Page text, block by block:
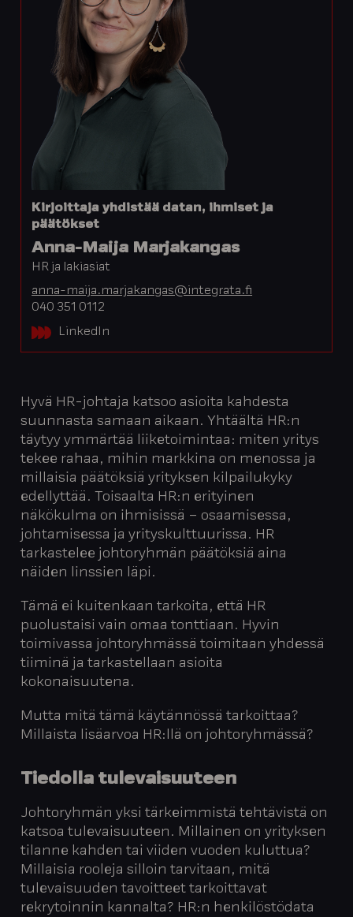
Kirjoittaja yhdistää datan, ihmiset ja
päätökset
Anna-Maija Marjakangas
HR ja lakiasiat
anna-maija.marjakangas@integrata.fi
040 351 0112
LinkedIn
Hyvä HR-johtaja katsoo asioita kahdesta
suunnasta samaan aikaan. Yhtäältä HR:n
täytyy ymmärtää liiketoimintaa: miten yritys
tekee rahaa, mihin markkina on menossa ja
millaisia päätöksiä yrityksen kilpailukyky
edellyttää. Toisaalta HR:n erityinen
näkökulma on ihmisissä – osaamisessa,
johtamisessa ja yrityskulttuurissa. HR
tarkastelee johtoryhmän päätöksiä aina
näiden linssien läpi.
Tämä ei kuitenkaan tarkoita, että HR
puolustaisi vain omaa tonttiaan. Hyvin
toimivassa johtoryhmässä toimitaan yhdessä
tiiminä ja tarkastellaan asioita
kokonaisuutena.
Mutta mitä tämä käytännössä tarkoittaa?
Millaista lisäarvoa HR:llä on johtoryhmässä?
Tiedolla tulevaisuuteen
Johtoryhmän yksi tärkeimmistä tehtävistä on
katsoa tulevaisuuteen. Millainen on yrityksen
tilanne kahden tai viiden vuoden kuluttua?
Millaisia rooleja silloin tarvitaan, mitä
tulevaisuuden tavoitteet tarkoittavat
rekrytoinnin kannalta? HR:n henkilöstödata